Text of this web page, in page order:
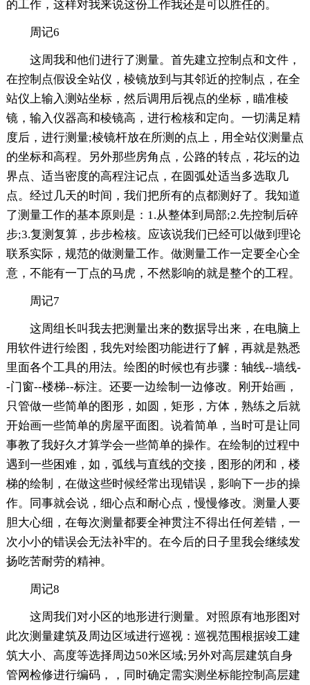
的工作，这样对我来说这份工作我还是可以胜任的。
周记6
这周我和他们进行了测量。首先建立控制点和文件，
在控制点假设全站仪，棱镜放到与其邻近的控制点，在全
站仪上输入测站坐标，然后调用后视点的坐标，瞄准棱
镜，输入仪器高和棱镜高，进行检核和定向。一切满足精
度后，进行测量;棱镜杆放在所测的点上，用全站仪测量点
的坐标和高程。另外那些房角点，公路的转点，花坛的边
界点、适当密度的高程注记点，在圆弧处适当多选取几
点。经过几天的时间，我们把所有的点都测好了。我知道
了测量工作的基本原则是：1.从整体到局部;2.先控制后碎
步;3.复测复算，步步检核。应该说我们已经可以做到理论
联系实际，规范的做测量工作。做测量工作一定要全心全
意，不能有一丁点的马虎，不然影响的就是整个的工程。
周记7
这周组长叫我去把测量出来的数据导出来，在电脑上
用软件进行绘图，我先对绘图功能进行了解，再就是熟悉
里面各个工具的用法。绘图的时候也有步骤：轴线--墙线-
-门窗--楼梯--标注。还要一边绘制一边修改。刚开始画，
只管做一些简单的图形，如圆，矩形，方体，熟练之后就
开始画一些简单的房屋平面图。说着简单，当时可是让同
事教了我好久才算学会一些简单的操作。在绘制的过程中
遇到一些困难，如，弧线与直线的交接，图形的闭和，楼
梯的绘制，在做这些时候经常出现错误，影响下一步的操
作。同事就会说，细心点和耐心点，慢慢修改。测量人要
胆大心细，在每次测量都要全神贯注不得出任何差错，一
次小小的错误会无法补牢的。在今后的日子里我会继续发
扬吃苦耐劳的精神。
周记8
这周我们对小区的地形进行测量。对照原有地形图对
此次测量建筑及周边区域进行巡视：巡视范围根据竣工建
筑大小、高度等选择周边50米区域;另外对高层建筑自身
管网检修进行编码，，同时确定需实测坐标能控制高层建